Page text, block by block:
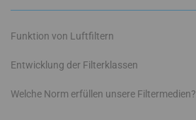
Funktion von Luftfiltern
Entwicklung der Filterklassen
Welche Norm erfüllen unsere Filtermedien?